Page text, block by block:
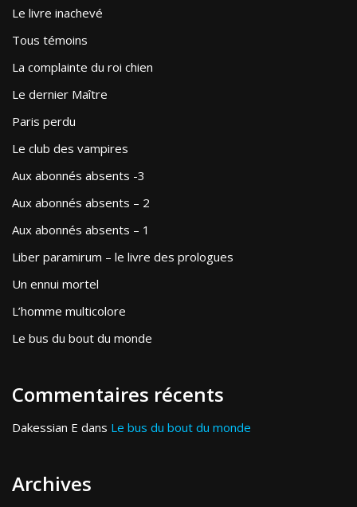
Le livre inachevé
Tous témoins
La complainte du roi chien
Le dernier Maître
Paris perdu
Le club des vampires
Aux abonnés absents -3
Aux abonnés absents – 2
Aux abonnés absents – 1
Liber paramirum – le livre des prologues
Un ennui mortel
L’homme multicolore
Le bus du bout du monde
Commentaires récents
Dakessian E dans Le bus du bout du monde
Archives